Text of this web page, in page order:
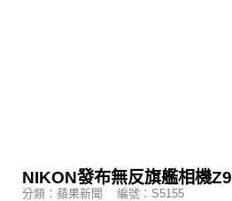
NIKON發布無反旗艦相機Z9
分類：蘋果新聞 編號：S5155